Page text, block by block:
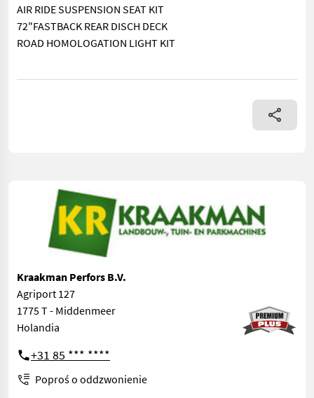
AIR RIDE SUSPENSION SEAT KIT
72"FASTBACK REAR DISCH DECK
ROAD HOMOLOGATION LIGHT KIT
== Overige details (NL) == prijs: Prijs op aanvraag Quantity: 1 Unit:
Kraakman Perfors B.V.
Agriport 127
1775 T - Middenmeer
Holandia
+31 85 *** ****
Poproś o oddzwonienie